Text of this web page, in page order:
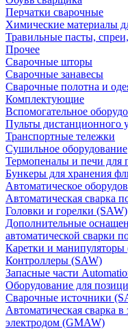
Перчатки сварочные
Химические материалы
Травильные пасты,
Прочее
Сварочные шторы
Сварочные занавесы
Сварочные полотна и
Комплектующие
Вспомогательное
Пульты дистанционного
Транспортные тележки
Сушильное оборудование
Термопеналы и печи для
Бункеры для хранения
Автоматическое
Автоматическая сварка
Головки и горелки (SAW)
Дополнительные
автоматической сварки
Каретки и манипуляторы
Контроллеры (SAW)
Запасные части
Оборудование для
Сварочные источники
Автоматическая сварка
электродом (GMAW)